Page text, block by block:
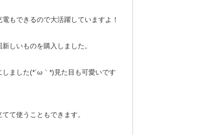
もできるので大活躍していますよ！
しいものを購入しました。
ました(*´ω｀*)見た目も可愛いです
て使うこともできます。